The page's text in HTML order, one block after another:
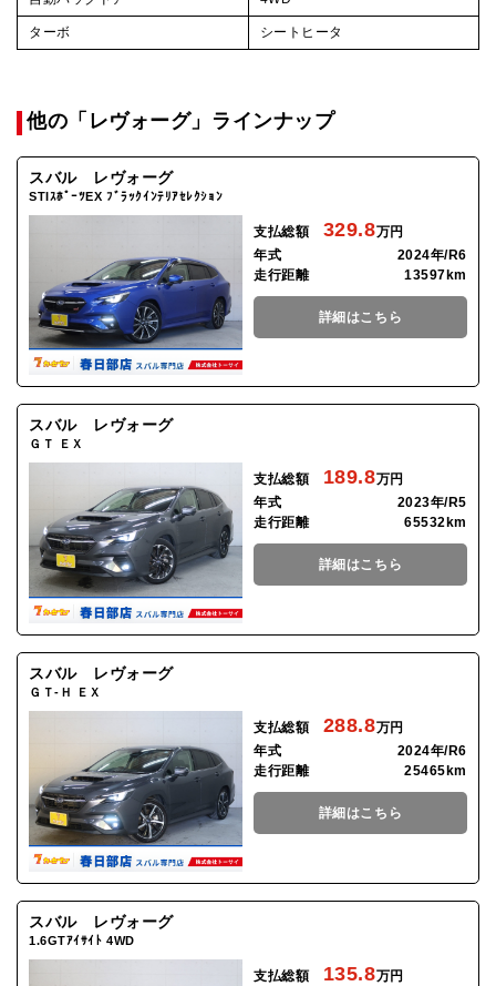
ターボ シートヒータ
他の「レヴォーグ」ラインナップ
スバル レヴォーグ
STIｽﾎﾟｰﾂEX ﾌﾞﾗｯｸｲﾝﾃﾘｱｾﾚｸｼｮﾝ
支払総額 329.8万円
年式
2024年/R6
走行距離
13597km
詳細はこちら
スバル レヴォーグ
ＧＴ ＥＸ
支払総額 189.8万円
年式
2023年/R5
走行距離
65532km
詳細はこちら
スバル レヴォーグ
ＧＴ-Ｈ ＥＸ
支払総額 288.8万円
年式
2024年/R6
走行距離
25465km
詳細はこちら
スバル レヴォーグ
1.6GTｱｲｻｲﾄ 4WD
支払総額 135.8万円